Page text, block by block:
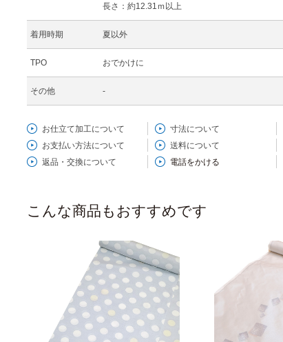
長さ：約12.31ｍ以上
着用時期 夏以外
TPO おでかけに
その他 -
お仕立て加工について
寸法について
お支払い方法について
送料について
返品・交換について
電話をかける
こんな商品もおすすめです